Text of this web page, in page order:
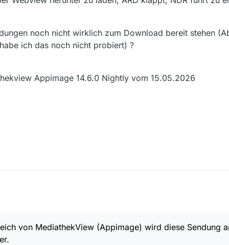
noch nicht wirklich zum Download bereit stehen
ich das noch nicht probiert) ?
Appimage 14.6.0 Nightly vom 15.05.2026
findet diese Sendung von ARD und NDR. Die Sendung
von der ARD war in 2013.
von MediathekView (Appimage) wird diese Sendung